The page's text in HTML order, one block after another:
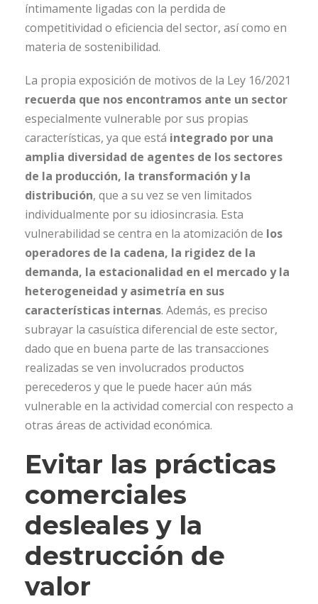
íntimamente ligadas con la perdida de
competitividad o eficiencia del sector, así como en
materia de sostenibilidad.
La propia exposición de motivos de la Ley 16/2021
recuerda que nos encontramos ante un sector
especialmente vulnerable por sus propias
características, ya que está integrado por una
amplia diversidad de agentes de los sectores
de la producción, la transformación y la
distribución, que a su vez se ven limitados
individualmente por su idiosincrasia. Esta
vulnerabilidad se centra en la atomización de los
operadores de la cadena, la rigidez de la
demanda, la estacionalidad en el mercado y la
heterogeneidad y asimetría en sus
características internas. Además, es preciso
subrayar la casuística diferencial de este sector,
dado que en buena parte de las transacciones
realizadas se ven involucrados productos
perecederos y que le puede hacer aún más
vulnerable en la actividad comercial con respecto a
otras áreas de actividad económica.
Evitar las prácticas
comerciales
desleales y la
destrucción de
valor